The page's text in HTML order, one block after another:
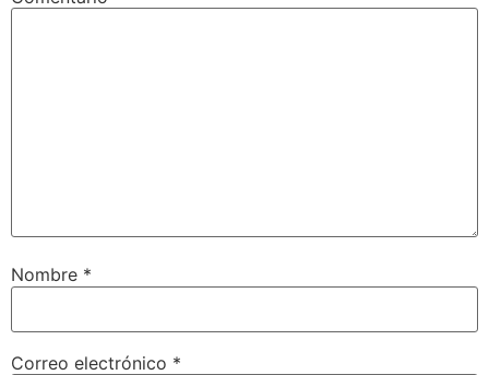
Nombre *
Correo electrónico *